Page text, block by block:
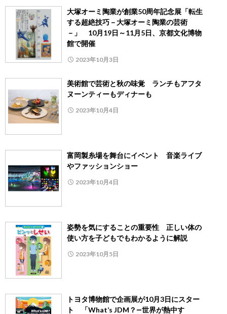
大塚オーミ陶業が創業50周年記念展「転生
する超絶技巧－大塚オーミ陶業の芸術
－」 10月19日～11月5日、京都文化博物
館で開催
2023年10月3日
美術館で芸術と秋の味覚 ランチもアフタ
ヌーンティーもディナーも
2023年10月4日
富岡製糸場を舞台にイベント 音楽ライブ
やファッションショー
2023年10月4日
姿勢を気にすることの重要性 正しい体の
使い方を子どもでもわかるように解説
2023年10月5日
トヨタ博物館で企画展が10月3日にスター
ト 「What’s JDM？―世界が熱中す